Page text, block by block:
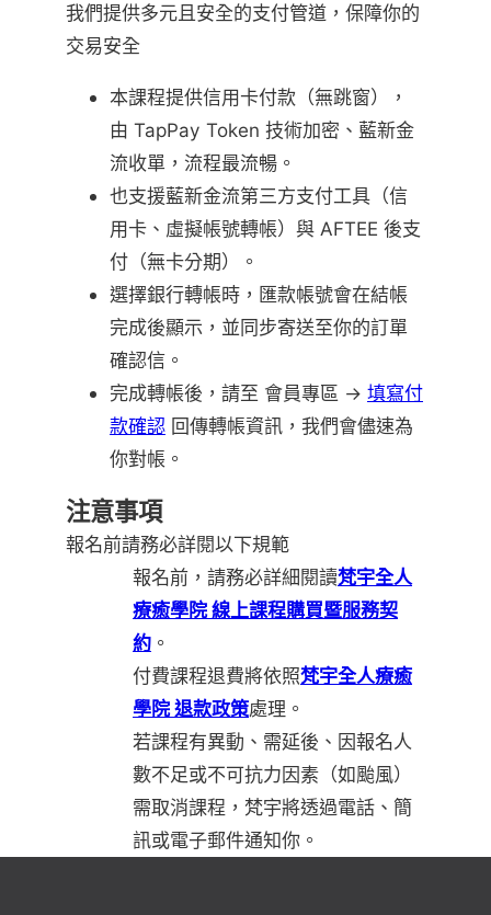
我們提供多元且安全的支付管道，保障你的
交易安全
本課程提供信用卡付款（無跳窗），
由 TapPay Token 技術加密、藍新金
流收單，流程最流暢。
也支援藍新金流第三方支付工具（信
用卡、虛擬帳號轉帳）與 AFTEE 後支
付（無卡分期）。
選擇銀行轉帳時，匯款帳號會在結帳
完成後顯示，並同步寄送至你的訂單
確認信。
完成轉帳後，請至 會員專區 → 填寫付
款確認 回傳轉帳資訊，我們會儘速為
你對帳。
注意事項
報名前請務必詳閱以下規範
報名前，請務必詳細閱讀梵宇全人
療癒學院 線上課程購買暨服務契
約 。
付費課程退費將依照梵宇全人療癒
學院 退款政策處理。
若課程有異動、需延後、因報名人
數不足或不可抗力因素（如颱風）
需取消課程，梵宇將透過電話、簡
訊或電子郵件通知你。